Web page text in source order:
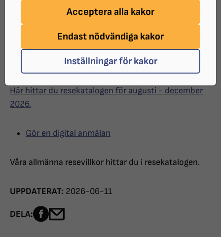
Acceptera alla kakor
Endast nödvändiga kakor
Inställningar för kakor
människor och samla minnen för livet.
Här hittar du vår aktuella resekatalog
med resor, gemenskap och nya
upplevelser.
Här hittar du resekatalogen för augusti - december
2026.
Gör en digital anmälan
Våra allmänna resevillkor hittar du i resekatalogen.
UPPDATERAT: 2026-06-11
DELA: Dela sidan på Facebook